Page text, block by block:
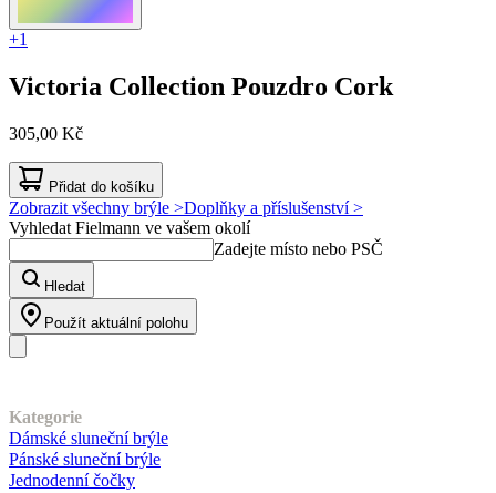
+1
Victoria Collection Pouzdro Cork
305,00 Kč
Přidat do košíku
Zobrazit všechny brýle >Doplňky a příslušenství >
Vyhledat Fielmann ve vašem okolí
Zadejte místo nebo PSČ
Hledat
Použít aktuální polohu
Kategorie
Dámské sluneční brýle
Pánské sluneční brýle
Jednodenní čočky